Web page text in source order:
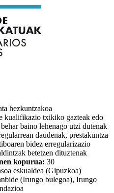
hezkuntzakoa
kualifikazio txikiko gazteak edo
baino lehenago utzi dutenak
daudenak, prestakuntza
bidez erregularizazio
betetzen dituztenak
kopurua: 30
eskualdea (Gipuzkoa)
(Irungo bulegoa), Irungo